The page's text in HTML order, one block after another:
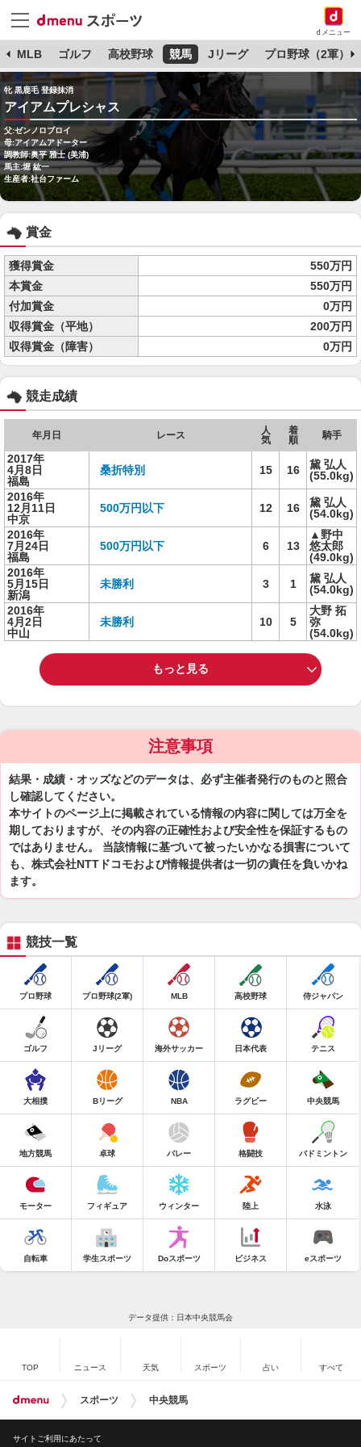
dメニュー
MLB ゴルフ 高校野球 競馬 Jリーグ プロ野球（2軍）
牝 黒鹿毛 登録抹消
アイアムプレシャス
父:ゼンノロブロイ
母:アイアムアドーター
調教師:奥平 雅士 (美浦)
馬主:堀 紘一
生産者:社台ファーム
賞金
獲得賞金
550万円
本賞金
550万円
付加賞金
0万円
収得賞金（平地）
200万円
収得賞金（障害）
0万円
競走成績
年月日 レース
人
気
着
順
騎手
2017年
4月8日
福島
桑折特別 15 16
黛 弘人
(55.0kg)
2016年
12月11日
中京
500万円以下 12 16
黛 弘人
(54.0kg)
2016年
7月24日
福島
500万円以下 6 13
▲野中
悠太郎
(49.0kg)
2016年
5月15日
新潟
未勝利 3 1
黛 弘人
(54.0kg)
2016年
4月2日
中山
未勝利 10 5
大野 拓
弥
(54.0kg)
もっと見る
注意事項
結果・成績・オッズなどのデータは、必ず主催者発行のものと照合
し確認してください。
本サイトのページ上に掲載されている情報の内容に関しては万全を
期しておりますが、その内容の正確性および安全性を保証するもの
ではありません。 当該情報に基づいて被ったいかなる損害について
も、株式会社NTTドコモおよび情報提供者は一切の責任を負いかね
ます。
競技一覧
プロ野球 プロ野球(2軍) MLB 高校野球 侍ジャパン
ゴルフ Jリーグ 海外サッカー 日本代表 テニス
大相撲 Bリーグ NBA ラグビー 中央競馬
地方競馬 卓球 バレー 格闘技 バドミントン
モーター フィギュア ウィンター 陸上 水泳
自転車 学生スポーツ Doスポーツ ビジネス eスポーツ
データ提供：日本中央競馬会
TOP ニュース 天気 スポーツ 占い すべて
スポーツ 中央競馬
サイトご利用にあたって